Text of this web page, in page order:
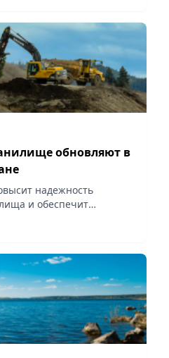
обновляют в
надежность
и обеспечит
воды